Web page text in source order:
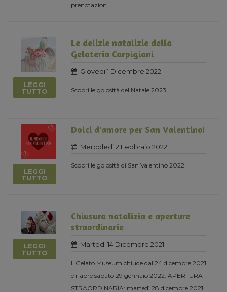
prenotazion
LEGGI
TUTTO
Le delizie natalizie della
Gelateria Carpigiani
Giovedi 1 Dicembre 2022
Scopri le golosità del Natale 2023
LEGGI
TUTTO
Dolci d'amore per San Valentino!
Mercoledi 2 Febbraio 2022
Scopri le golosità di San Valentino 2022
LEGGI
TUTTO
Chiusura natalizia e aperture
straordinarie
Martedi 14 Dicembre 2021
Il Gelato Museum chiude dal 24 dicembre 2021
e riapre sabato 29 gennaio 2022. APERTURA
STRAORDINARIA: martedì 28 dicembre 2021